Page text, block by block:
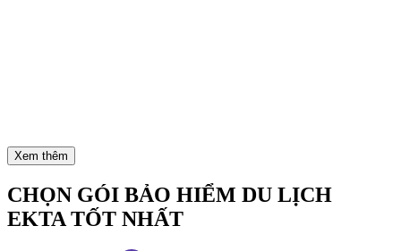
Xem thêm
CHỌN GÓI BẢO HIỂM DU LỊCH
EKTA TỐT NHẤT